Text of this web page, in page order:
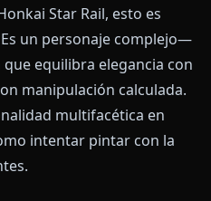
Star Rail, esto es
un personaje complejo—
equilibra elegancia con
manipulación calculada.
multifacética en
intentar pintar con la